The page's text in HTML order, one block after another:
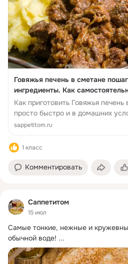
Говяжья печень в сметане
ингредиенты. Как
печень в сметане быс...
Как приготовить Говяжья
просто быстро и в домашних
инструкции Говяжья печень в
sappetitom.ru
1 класс
Комментировать
Саппетитом
15 июл
Самые тонкие, нежные и
обычной воде! ...